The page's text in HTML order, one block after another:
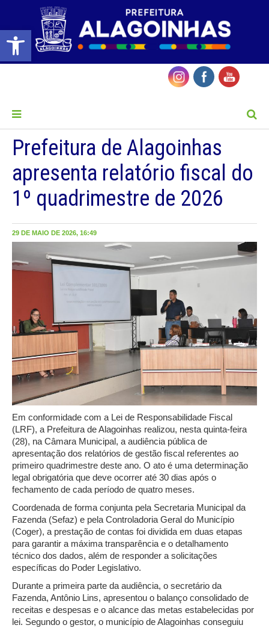
Barra de Ferramentas Aberta
Prefeitura de Alagoinhas
apresenta relatório fiscal do
1º quadrimestre de 2026
29 DE MAIO DE 2026, 16:49
Em conformidade com a Lei de Responsabilidade Fiscal
(LRF), a Prefeitura de Alagoinhas realizou, nesta quinta-feira
(28), na Câmara Municipal, a audiência pública de
apresentação dos relatórios de gestão fiscal referentes ao
primeiro quadrimestre deste ano. O ato é uma determinação
legal obrigatória que deve ocorrer até 30 dias após o
fechamento de cada período de quatro meses.
Coordenada de forma conjunta pela Secretaria Municipal da
Fazenda (Sefaz) e pela Controladoria Geral do Município
(Coger), a prestação de contas foi dividida em duas etapas
para garantir a máxima transparência e o detalhamento
técnico dos dados, além de responder a solicitações
específicas do Poder Legislativo.
Durante a primeira parte da audiência, o secretário da
Fazenda, Antônio Lins, apresentou o balanço consolidado de
receitas e despesas e o alcance das metas estabelecidas por
lei. Segundo o gestor, o município de Alagoinhas conseguiu